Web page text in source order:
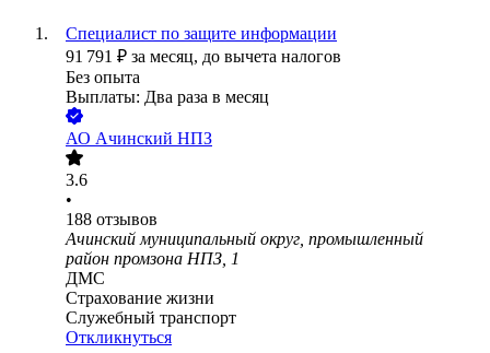
Специалист по защите информации
91 791 ₽ за месяц, до вычета налогов
Без опыта
Выплаты: Два раза в месяц
АО Ачинский НПЗ
3.6
•
188 отзывов
Ачинский муниципальный округ, промышленный
район промзона НПЗ, 1
ДМС
Страхование жизни
Служебный транспорт
Откликнуться